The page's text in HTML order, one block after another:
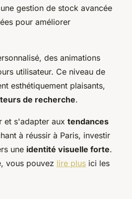
gestion de stock avancée
pour améliorer
des animations
utilisateur. Ce niveau de
esthétiquement plaisants,
de recherche.
et s'adapter aux tendances
à réussir à Paris, investir
une identité visuelle forte.
vous pouvez lire plus ici les